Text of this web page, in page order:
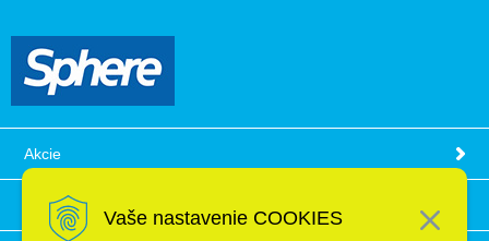
Vaše nastavenie COOKIES
Akcie
Obchodné podmienky